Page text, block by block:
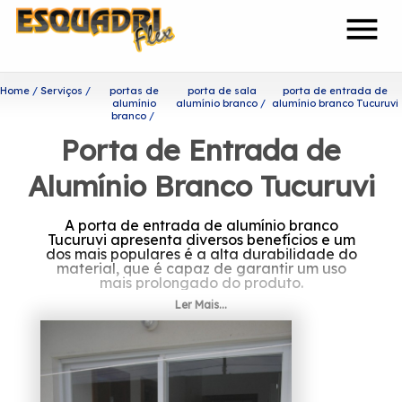
menu
Home Serviços
portas de
alumínio
branco
porta de sala
alumínio branco
porta de entrada de
alumínio branco Tucuruvi
Porta de Entrada de
Alumínio Branco Tucuruvi
A porta de entrada de alumínio branco
Tucuruvi apresenta diversos benefícios e um
dos mais populares é a alta durabilidade do
material, que é capaz de garantir um uso
mais prolongado do produto.
Se interessa por porta de
entrada de alumínio branco
Tucuruvi?
Sendo uma das empresas mais bem cotadas
Ler Mais...